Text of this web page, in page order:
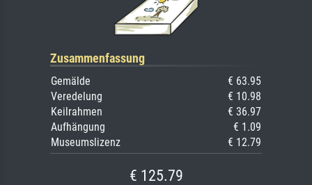
Zusammenfassung
Gemälde
€ 63.95
Veredelung
€ 10.98
Keilrahmen
€ 36.97
Aufhängung
€ 1.09
Museumslizenz
€ 12.79
€ 125.79